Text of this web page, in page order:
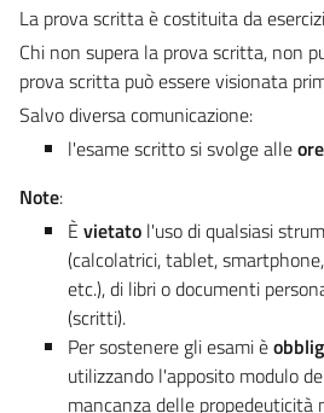
La prova scritta è costituita da
Chi non supera la prova scritta, non
prova scritta può essere visionata
Salvo diversa comunicazione:
l'esame scritto si svolge alle
Note:
È vietato l'uso di qualsiasi
(calcolatrici, tablet,
etc.), di libri o documenti
(scritti).
Per sostenere gli esami è
utilizzando l'apposito modulo
mancanza delle propedeuticità